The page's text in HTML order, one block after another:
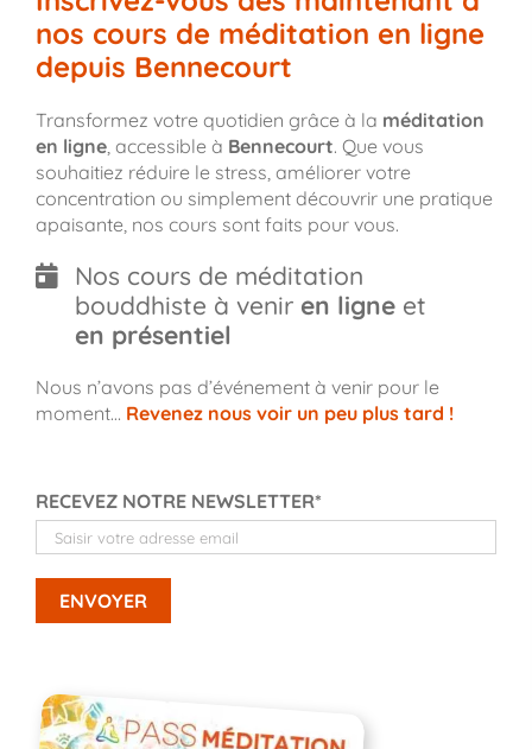
nos cours de méditation en ligne
depuis Bennecourt
Transformez votre quotidien grâce à la méditation
en ligne, accessible à Bennecourt. Que vous
souhaitiez réduire le stress, améliorer votre
concentration ou simplement découvrir une pratique
apaisante, nos cours sont faits pour vous.
Nos cours de méditation
bouddhiste à venir en ligneet
en présentiel
Nous n’avons pas d’événement à venir pour le
moment… Revenez nous voir un peu plus tard !
RECEVEZ NOTRE NEWSLETTER*